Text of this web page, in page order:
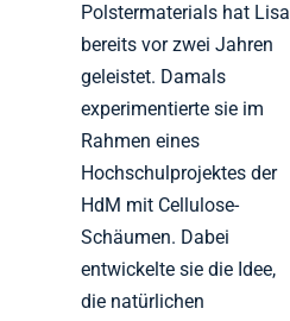
Polstermaterials hat Lisa
bereits vor zwei Jahren
geleistet. Damals
experimentierte sie im
Rahmen eines
Hochschulprojektes der
HdM mit Cellulose-
Schäumen. Dabei
entwickelte sie die Idee,
die natürlichen